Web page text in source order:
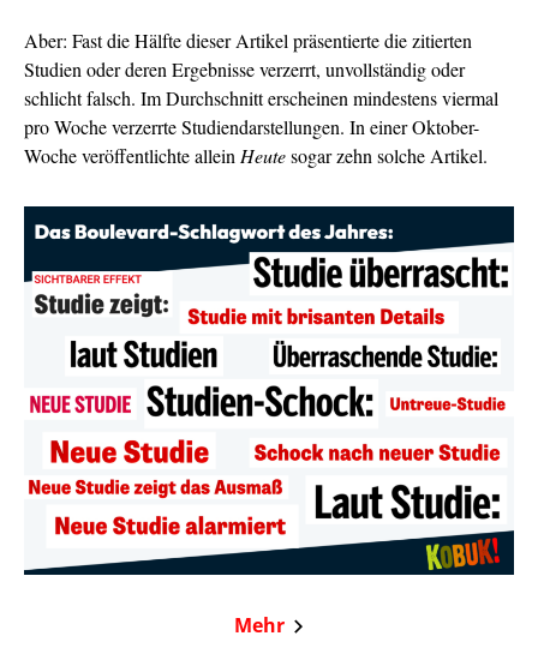
Aber: Fast die Hälfte dieser Artikel präsentierte die zitierten
Studien oder deren Ergebnisse verzerrt, unvollständig oder
schlicht falsch. Im Durchschnitt erscheinen mindestens viermal
pro Woche verzerrte Studiendarstellungen. In einer Oktober-
Woche veröffentlichte allein Heutesogar zehn solche Artikel.
Mehr